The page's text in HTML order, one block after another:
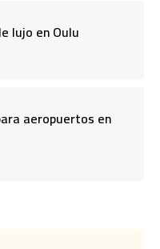
lujo en Oulu
aeropuertos en